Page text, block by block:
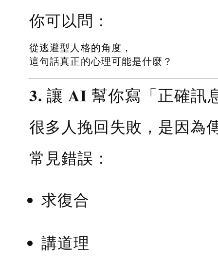
你可以問：
從逃避型人格的角度，
這句話真正的心理可能是什麼？
3. 讓 AI 幫你寫「正確訊
很多人挽回失敗，是因為
常見錯誤：
求復合
講道理